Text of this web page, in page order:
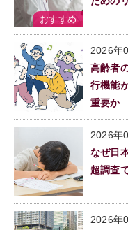
2026年
高齢者
行機能
重要か
2026年
なぜ日
超調査
2026年